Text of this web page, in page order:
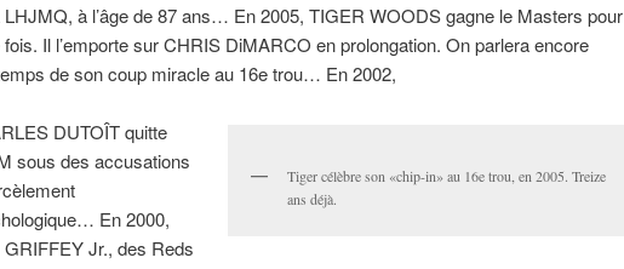
LHJMQ, à l’âge de 87 ans… En 2005, TIGER WOODS gagne le Masters pour
fois. Il l’emporte sur CHRIS DiMARCO en prolongation. On parlera encore
de son coup miracle au 16e trou… En 2002,
Tiger célèbre son «chip-in» au 16e trou, en 2005. Treize
ans déjà.
DUTOÎT quitte
sous des accusations
En 2000,
GRIFFEY Jr., des Reds